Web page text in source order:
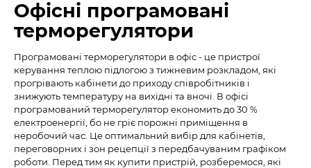
Офісні програмовані
терморегулятори
Програмовані терморегулятори в офіс - це пристрої
керування теплою підлогою з тижневим розкладом, які
прогрівають кабінети до приходу співробітників і
знижують температуру на вихідні та вночі. В офісі
програмований терморегулятор економить до 30 %
електроенергії, бо не гріє порожні приміщення в
неробочий час. Це оптимальний вибір для кабінетів,
переговорних і зон рецепції з передбачуваним графіком
роботи. Перед тим як купити пристрій, розберемося, які